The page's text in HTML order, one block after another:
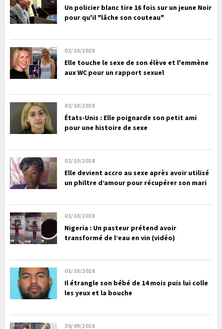
Un policier blanc tire 16 fois sur un jeune Noir
pour qu'il "lâche son couteau"
02/10/2018
Elle touche le sexe de son élève et l'emmène
aux WC pour un rapport sexuel
02/10/2018
États-Unis : Elle poignarde son petit ami
pour une histoire de sexe
02/10/2018
Elle devient accro au sexe après avoir utilisé
un philtre d’amour pour récupérer son mari
01/10/2018
Nigeria : Un pasteur prétend avoir
transformé de l’eau en vin (vidéo)
01/10/2018
Il étrangle son bébé de 14 mois puis lui colle
les yeux et la bouche
30/09/2018